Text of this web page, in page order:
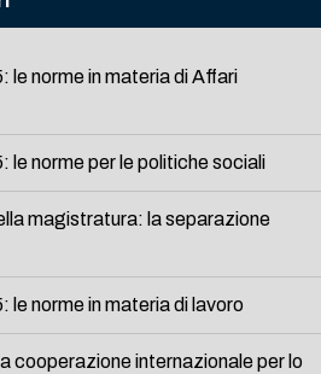
le norme in materia di Affari
le norme per le politiche sociali
magistratura: la separazione
le norme in materia di lavoro
cooperazione internazionale per lo